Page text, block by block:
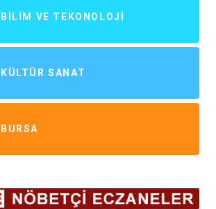
BILIM VE TEKONOLOJI
KÜLTÜR SANAT
BURSA